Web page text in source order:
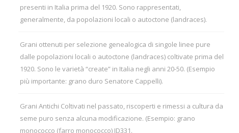
presenti in Italia prima del 1920. Sono rappresentati,
generalmente, da popolazioni locali o autoctone (landraces).
Grani ottenuti per selezione genealogica di singole linee pure
dalle popolazioni locali o autoctone (landraces) coltivate prima del
1920. Sono le varietà “create” in Italia negli anni 20-50. (Esempio
più importante: grano duro Senatore Cappelli).
Grani Antichi Coltivati nel passato, riscoperti e rimessi a cultura da
seme puro senza alcuna modificazione. (Esempio: grano
monococco (farro monococco) ID331.